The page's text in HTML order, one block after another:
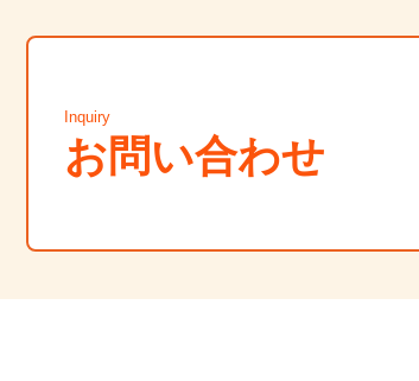
お問い合わせ
Inquiry